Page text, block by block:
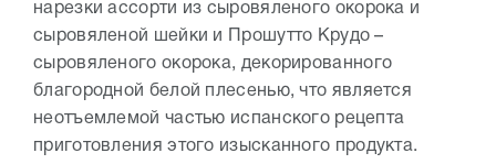
нарезки ассорти из сыровяленого окорока и
сыровяленой шейки и Прошутто Крудо –
сыровяленого окорока, декорированного
благородной белой плесенью, что является
неотъемлемой частью испанского рецепта
приготовления этого изысканного продукта.